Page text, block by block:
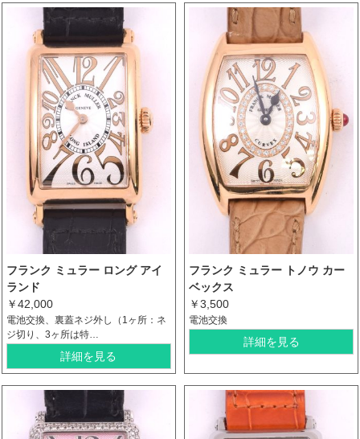
フランク ミュラー ロング アイ
ランド
￥42,000
電池交換、裏蓋ネジ外し（1ヶ所：ネ
ジ切り、3ヶ所は特…
詳細を見る
フランク ミュラー トノウ カー
ベックス
￥3,500
電池交換
詳細を見る